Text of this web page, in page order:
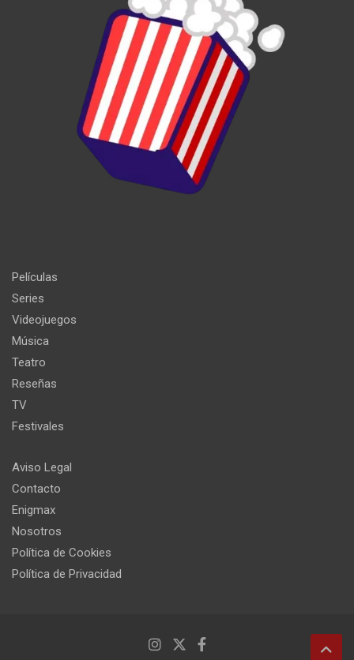
Películas
Series
Videojuegos
Música
Teatro
Reseñas
TV
Festivales
Aviso Legal
Contacto
Enigmax
Nosotros
Política de Cookies
Política de Privacidad